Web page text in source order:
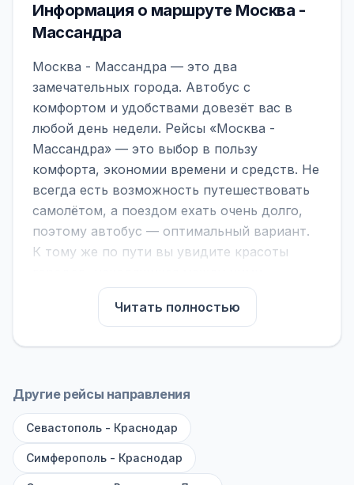
Информация о маршруте Москва -
Массандра
Москва - Массандра — это два
замечательных города. Автобус с
комфортом и удобствами довезёт вас в
любой день недели. Рейсы «Москва -
Массандра» — это выбор в пользу
комфорта, экономии времени и средств. Не
всегда есть возможность путешествовать
самолётом, а поездом ехать очень долго,
поэтому автобус — оптимальный вариант.
К тому же по пути вы увидите красоты
На нашем сайте вы можете найти
расписание автобусов Москва - Массандра,
сравнить рейсы и выбрать подходящий.
на микроавтобусы (8–18 мест). Если важен
(от 40 мест): у них лучше подвеска и
дорога ощущается меньше.
Читать полностью
Другие рейсы направления
Севастополь - Краснодар
Симферополь - Краснодар